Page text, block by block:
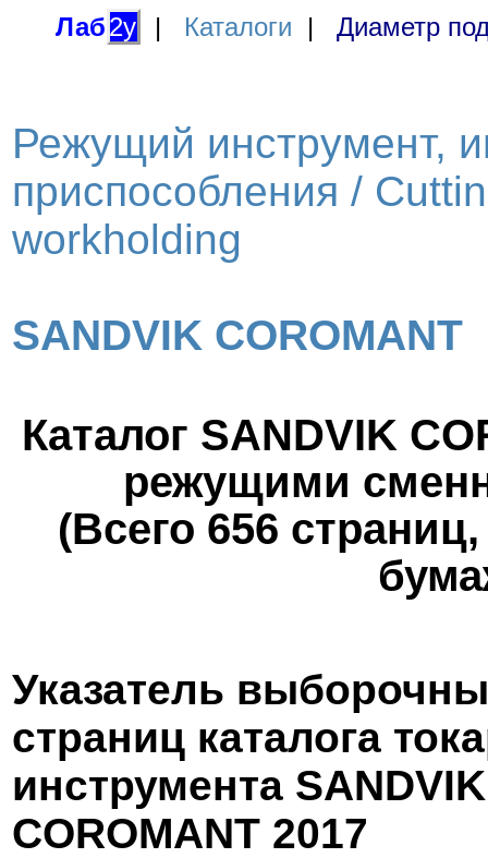
Лаб2у | Каталоги |Диаметр
Режущий инструмент,
приспособления /
workholding
SANDVIK COROMANT
Каталог SANDVIK
режущими
(Всего 656
Указатель
страниц каталога
инструмента SANDVIK
COROMANT 2017